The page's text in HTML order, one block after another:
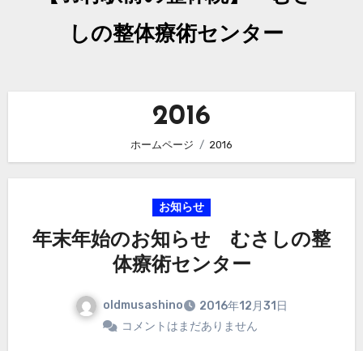
しの整体療術センター
2016
ホームページ 2016
お知らせ
年末年始のお知らせ むさしの整
体療術センター
oldmusashino
2016年12月31日
コメントはまだありません